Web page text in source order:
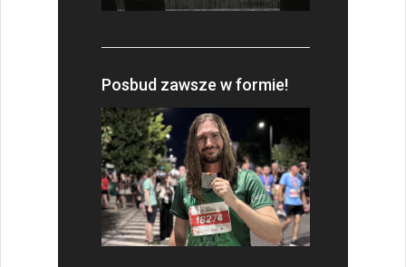
Posbud zawsze w formie!